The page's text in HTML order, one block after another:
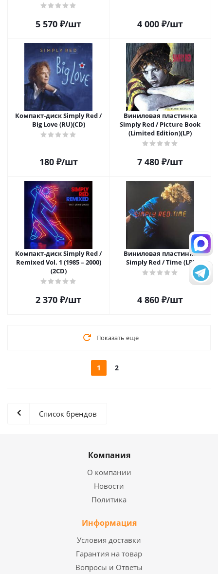
5 570 ₽/шт 4 000 ₽/шт
Компакт-диск Simply Red /
Big Love (RU)(CD)
180₽/шт
Виниловая пластинка
Simply Red / Picture Book
(Limited Edition)(LP)
7 480 ₽/шт
Компакт-диск Simply Red /
Remixed Vol. 1 (1985 – 2000)
(2CD)
2 370 ₽/шт
Виниловая пластинка
Simply Red / Time (LP)
4 860 ₽/шт
Показать еще
1 2
Список брендов
Компания
О компании
Новости
Политика
Информация
Условия доставки
Гарантия на товар
Вопросы и Ответы